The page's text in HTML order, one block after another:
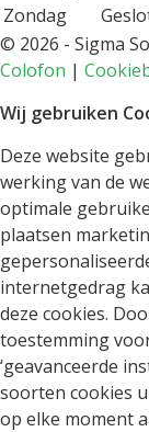
Zondag
© 2026 - Sigma
Colofon |
Wij gebruiken
Deze website
werking van de
optimale
plaatsen
internetgedrag
deze cookies.
toestemming
‘geavanceerde
soorten cookies
op elke moment